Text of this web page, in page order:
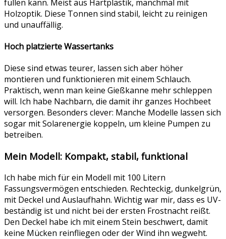
füllen kann. Meist aus Hartplastik, manchmal mit
Holzoptik. Diese Tonnen sind stabil, leicht zu reinigen
und unauffällig.
Hoch platzierte Wassertanks
Diese sind etwas teurer, lassen sich aber höher
montieren und funktionieren mit einem Schlauch.
Praktisch, wenn man keine Gießkanne mehr schleppen
will. Ich habe Nachbarn, die damit ihr ganzes Hochbeet
versorgen. Besonders clever: Manche Modelle lassen sich
sogar mit Solarenergie koppeln, um kleine Pumpen zu
betreiben.
Mein Modell: Kompakt, stabil, funktional
Ich habe mich für ein Modell mit 100 Litern
Fassungsvermögen entschieden. Rechteckig, dunkelgrün,
mit Deckel und Auslaufhahn. Wichtig war mir, dass es UV-
beständig ist und nicht bei der ersten Frostnacht reißt.
Den Deckel habe ich mit einem Stein beschwert, damit
keine Mücken reinfliegen oder der Wind ihn wegweht.